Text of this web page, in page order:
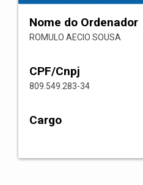
Nome do Ordenador
ROMULO AECIO SOUSA
CPF/Cnpj
809.549.283-34
Cargo